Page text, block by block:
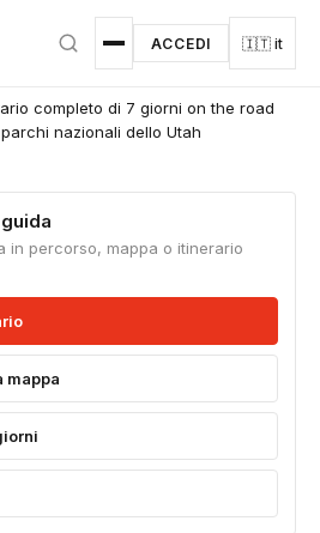
ACCEDI 🇮🇹 it
completo di 7 giorni on the road
nazionali dello Utah
in percorso, mappa o itinerario
mappa